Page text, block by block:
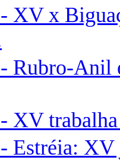
- XV x
- Rubro-Anil
- XV trabalha
- Estréia: XV